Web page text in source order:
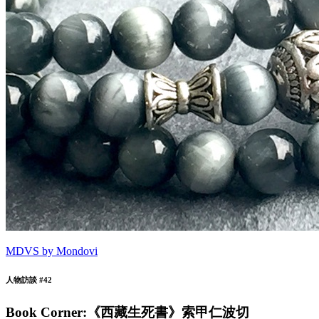
MDVS by Mondovi
人物訪談 #42
Book Corner:《西藏生死書》索甲仁波切